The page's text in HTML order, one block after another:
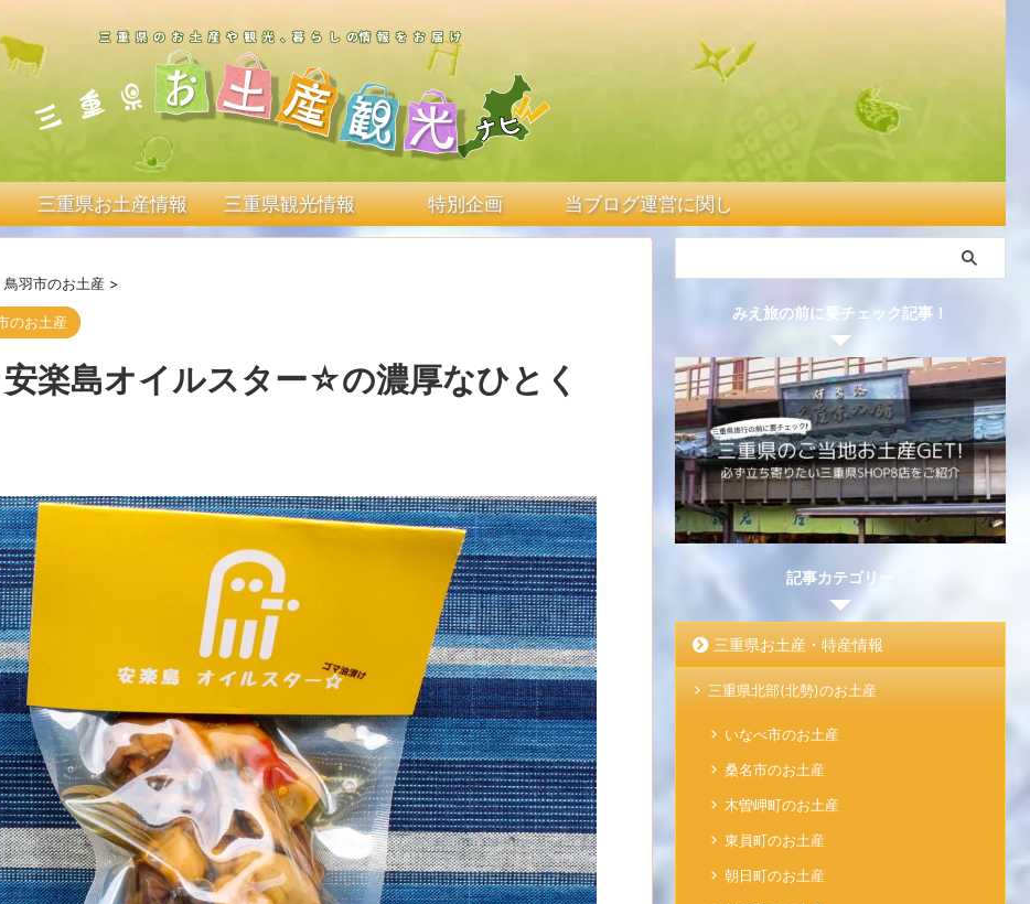
三重県お土産情報 三重県観光情報 特別企画 当ブログ運営に関して
鳥羽市のお土産 >
のお土産
楽島オイルスター☆の濃厚なひとく
みえ旅の前に要チェック記事！
記事カテゴリー
三重県お土産・特産情報
三重県北部(北勢)のお土産
いなべ市のお土産
桑名市のお土産
木曽岬町のお土産
東員町のお土産
朝日町のお土産